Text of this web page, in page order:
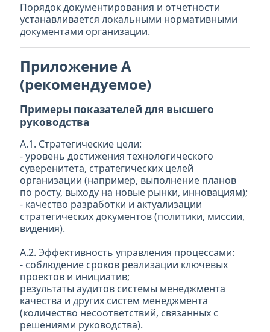
Порядок документирования и отчетности
устанавливается локальными нормативными
документами организации.
Приложение А
(рекомендуемое)
Примеры показателей для высшего
руководства
А.1. Стратегические цели:
- уровень достижения технологического
суверенитета, стратегических целей
организации (например, выполнение планов
по росту, выходу на новые рынки, инновациям);
- качество разработки и актуализации
стратегических документов (политики, миссии,
видения).
А.2. Эффективность управления процессами:
- соблюдение сроков реализации ключевых
проектов и инициатив;
результаты аудитов системы менеджмента
качества и других систем менеджмента
(количество несоответствий, связанных с
решениями руководства).